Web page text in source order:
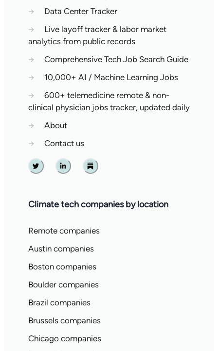
→
Data Center Tracker
→
Live layoff tracker & labor market
analytics from public records
→
Comprehensive Tech Job Search Guide
→
10,000+ AI / Machine Learning Jobs
→
600+ telemedicine remote & non-
clinical physician jobs tracker, updated daily
→
About
→
Contact us
Twitter Linkedin Substack
Climate tech companies by location
Remote companies
Austin companies
Boston companies
Boulder companies
Brazil companies
Brussels companies
Chicago companies